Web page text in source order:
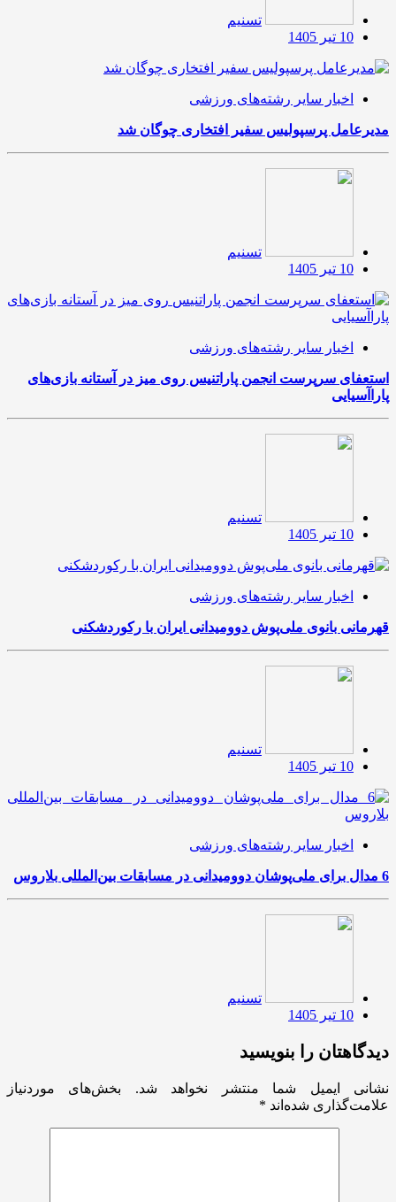
تسنیم
10 تیر 1405
اخبار سایر رشته‌های ورزشی
مدیرعامل پرسپولیس سفیر افتخاری چوگان شد
تسنیم
10 تیر 1405
اخبار سایر رشته‌های ورزشی
استعفای سرپرست انجمن پاراتنیس روی میز در آستانه بازی‌های
پاراآسیایی
تسنیم
10 تیر 1405
اخبار سایر رشته‌های ورزشی
قهرمانی بانوی ملی‌پوش دوومیدانی ایران با رکوردشکنی
تسنیم
10 تیر 1405
اخبار سایر رشته‌های ورزشی
6 مدال برای ملی‌پوشان دوومیدانی در مسابقات بین‌المللی بلاروس
تسنیم
10 تیر 1405
دیدگاهتان را بنویسید
نشانی ایمیل شما منتشر نخواهد شد.
بخش‌های موردنیاز
علامت‌گذاری شده‌اند *